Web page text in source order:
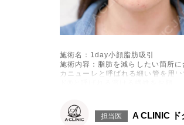
施術名：1day小顔脂肪吸引
施術内容：脂肪を減らしたい箇所
カニューレと呼ばれる細い管を用
ド®と呼ばれる溶ける繊維をお顔
リスク、副作用：赤み、熱感、痛
に生じることがございます。また
担当医 A CLINIC ド